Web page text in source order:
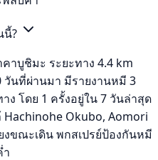
นี้?
คาบูชิมะ ระยะทาง 4.4 km
วันที่ผ่านมา มีรายงานหมี 3
ง โดย 1 ครั้งอยู่ใน 7 วันล่าสุด
Okubo, Aomori
ขณะเดิน พกสเปรย์ป้องกันหมี
ำ